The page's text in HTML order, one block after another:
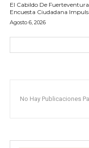
El Cabildo De
Encuesta Ciudadana
Agosto 6, 2026
No Hay Publicaciones